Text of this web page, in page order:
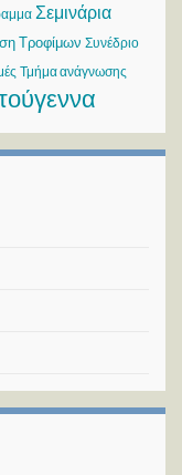
Σεμινάρια
Τροφίμων Συνέδριο
Τμήμα ανάγνωσης